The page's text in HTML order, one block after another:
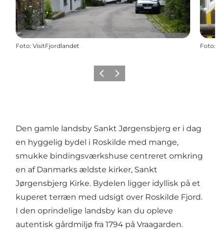
Foto: VisitFjordlandet Foto:
Forrige billede
Næste billede
Den gamle landsby Sankt Jørgensbjerg er i dag
en hyggelig bydel i Roskilde med mange,
smukke bindingsværkshuse centreret omkring
en af Danmarks ældste kirker, Sankt
Jørgensbjerg Kirke. Bydelen ligger idyllisk på et
kuperet terræn med udsigt over Roskilde Fjord.
I den oprindelige landsby kan du opleve
autentisk gårdmiljø fra 1794 på Vraagarden.